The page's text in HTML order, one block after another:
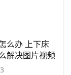
么办 上下床
解决图片视频